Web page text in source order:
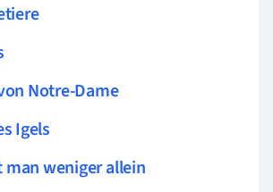
Notre-Dame
Igels
weniger allein